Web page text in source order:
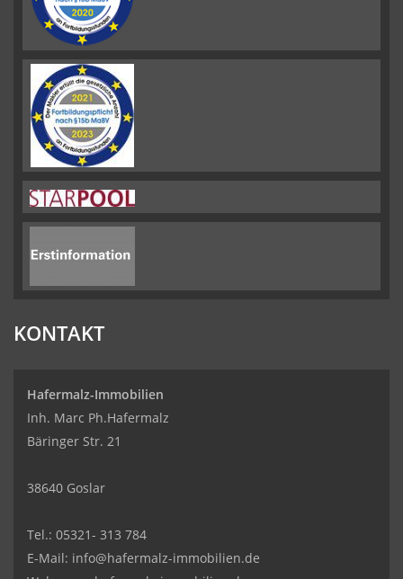
KONTAKT
Hafermalz-Immobilien
Inh. Marc Ph.Hafermalz
Bäringer Str. 21
38640 Goslar
Tel.: 05321- 313 784
E-Mail: info@hafermalz-immobilien.de